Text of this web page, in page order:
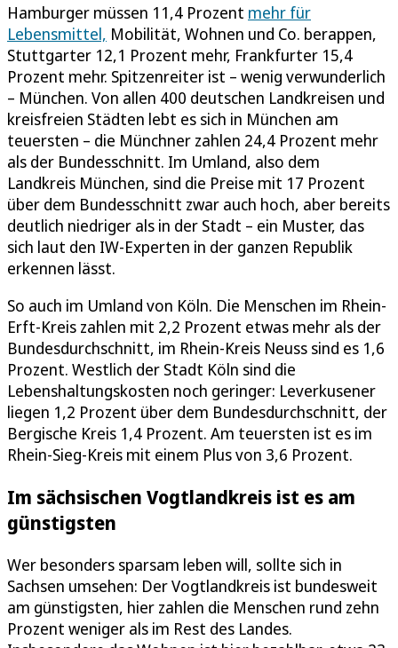
Hamburger müssen 11,4 Prozent mehr für
Lebensmittel, Mobilität, Wohnen und Co. berappen,
Stuttgarter 12,1 Prozent mehr, Frankfurter 15,4
Prozent mehr. Spitzenreiter ist – wenig verwunderlich
– München. Von allen 400 deutschen Landkreisen und
kreisfreien Städten lebt es sich in München am
teuersten – die Münchner zahlen 24,4 Prozent mehr
als der Bundesschnitt. Im Umland, also dem
Landkreis München, sind die Preise mit 17 Prozent
über dem Bundesschnitt zwar auch hoch, aber bereits
deutlich niedriger als in der Stadt – ein Muster, das
sich laut den IW-Experten in der ganzen Republik
erkennen lässt.
So auch im Umland von Köln. Die Menschen im Rhein-
Erft-Kreis zahlen mit 2,2 Prozent etwas mehr als der
Bundesdurchschnitt, im Rhein-Kreis Neuss sind es 1,6
Prozent. Westlich der Stadt Köln sind die
Lebenshaltungskosten noch geringer: Leverkusener
liegen 1,2 Prozent über dem Bundesdurchschnitt, der
Bergische Kreis 1,4 Prozent. Am teuersten ist es im
Rhein-Sieg-Kreis mit einem Plus von 3,6 Prozent.
Im sächsischen Vogtlandkreis ist es am
günstigsten
Wer besonders sparsam leben will, sollte sich in
Sachsen umsehen: Der Vogtlandkreis ist bundesweit
am günstigsten, hier zahlen die Menschen rund zehn
Prozent weniger als im Rest des Landes.